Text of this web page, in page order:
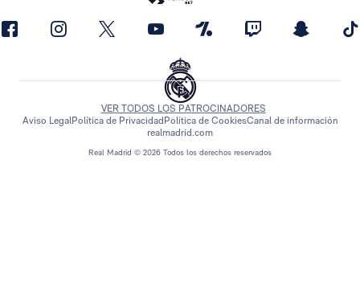
Real Madrid © 2026 Todos los derechos reservados
VER TODOS LOS PATROCINADORES
Aviso LegalPolítica de Privacidad Política de CookiesCanal de información
realmadrid.com